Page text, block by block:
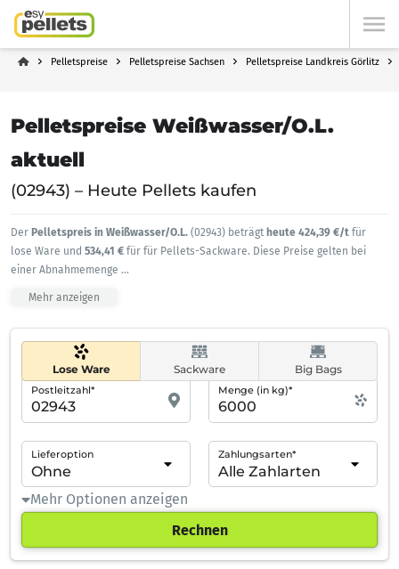
Pelletspreise Pelletspreise Sachsen Pelletspreise Landkreis Görlitz
Pelletspreise Weißwasser/O.L.
aktuell
(02943) – Heute Pellets kaufen
Der Pelletspreis in Weißwasser/O.L. (02943) beträgt heute 424,39 €/t für
lose Ware und 534,41 € für für Pellets-Sackware. Diese Preise gelten bei
einer Abnahmemenge ...
Mehr anzeigen
Lose Ware Sackware Big Bags
Postleitzahl* Menge (in kg)*
Lieferoption Zahlungsarten*
Mehr Optionen anzeigen
Rechnen